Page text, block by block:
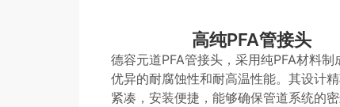
高纯PFA管接头
德容元道PFA管接头，采用纯PFA材料制
优异的耐腐蚀性和耐高温性能。其设计
紧凑，安装便捷，能够确保管道系统的